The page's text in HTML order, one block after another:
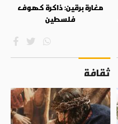
مغارة برقين: ذاكرة كهوف
فلسطين
ثقافة